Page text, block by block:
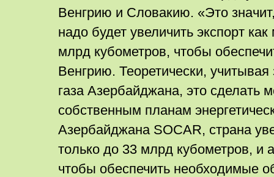
Венгрию и Словакию. «Это
надо будет увеличить экспорт
млрд кубометров, чтобы
Венгрию. Теоретически,
газа Азербайджана, это сделать
собственным планам
Азербайджана SOCAR, страна
только до 33 млрд кубометров, и
чтобы обеспечить необходимые